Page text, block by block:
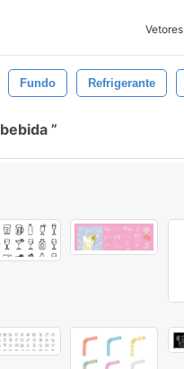
Vetores
Fundo Refrigerante
bebida